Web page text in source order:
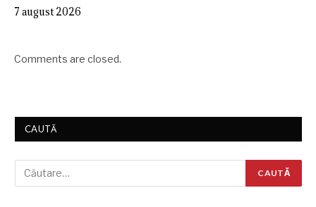
7 august 2026
Comments are closed.
CAUTĂ